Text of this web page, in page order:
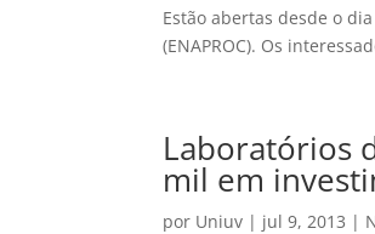
Estão abertas desde o
(ENAPROC). Os
Laboratórios
mil em
por Uniuv | jul 9, 2013 |